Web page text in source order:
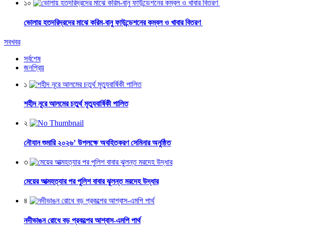
১০
ভোলায় হতদরিদ্রদের মাঝে করিম-বানু ফাউন্ডেশনের কম্বল ও খাবার বিতরণ
সবখবর
সর্বশেষ
জনপ্রিয়
১
শহীদ নূরে আলমের চতুর্থ মৃত্যুবার্ষিকী পালিত
২
নৌযান শুমারি ২০২৬’ উপলক্ষে অবহিতকরণ সেমিনার অনুষ্ঠিত
৩
মেয়ের আত্মহত্যার পর পুলিশ বাবার ঝুলন্ত মরদেহ উদ্ধার
৪
নদীভাঙন রোধে বড় প্রকল্পের আশ্বাস-এমপি পার্থ